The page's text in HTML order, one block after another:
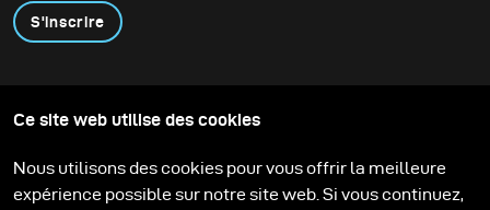
et la présence de
l’environnement.
S'inscrire
Contactez-nous
Technologies
Support
Carrière
Media Center
Ce site web utilise des cookies
Nous utilisons des cookies pour vous offrir la meilleure
expérience possible sur notre site web. Si vous continuez,